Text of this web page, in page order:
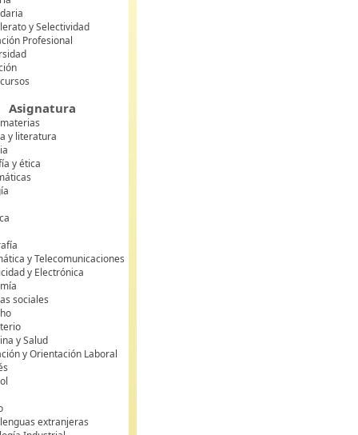
y Selectividad
Profesional
Asignatura
y literatura
y ética
y Telecomunicaciones
y Electrónica
sociales
y Salud
y Orientación Laboral
extranjeras